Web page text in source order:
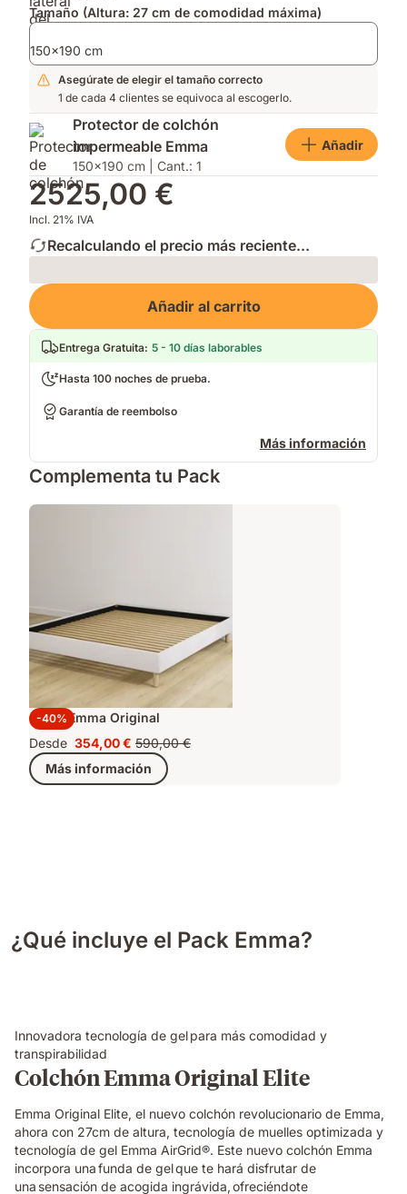
confort
responsivo
y
capa
hipoalergénica¹.
mayor
transpirabilidad.
Tamaño (Altura: 27 cm de comodidad máxima)
150x190 cm
Asegúrate de elegir el tamaño correcto
1 de cada 4 clientes se equivoca al escogerlo.
Protector de colchón
impermeable Emma
150x190 cm | Cant.: 1
Añadir
2525,00 €
Incl. 21% IVA
Recalculando el precio más reciente...
Loading
Añadir al carrito
Entrega Gratuita: 5 - 10 días laborables
Hasta 100 noches de prueba.
Garantía de reembolso
Más información
Complementa tu Pack
-40%
Cama Emma Original
Desde Precio
354,00 €
354,00 € Precio
original
590,00 €
590,00 €
Más información
¿Qué incluye el Pack Emma?
Innovadora tecnología de gel para más comodidad y
transpirabilidad
Colchón Emma Original Elite
Emma Original Elite, el nuevo colchón revolucionario de Emma,
ahora con 27cm de altura, tecnología de muelles optimizada y
tecnología de gel Emma AirGrid®. Este nuevo colchón Emma
incorpora una funda de gel que te hará disfrutar de
una sensación de acogida ingrávida, ofreciéndote